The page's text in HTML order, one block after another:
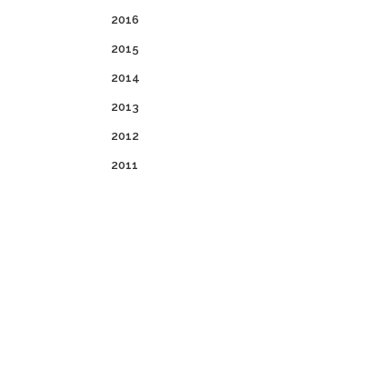
2016
2015
2014
2013
2012
2011